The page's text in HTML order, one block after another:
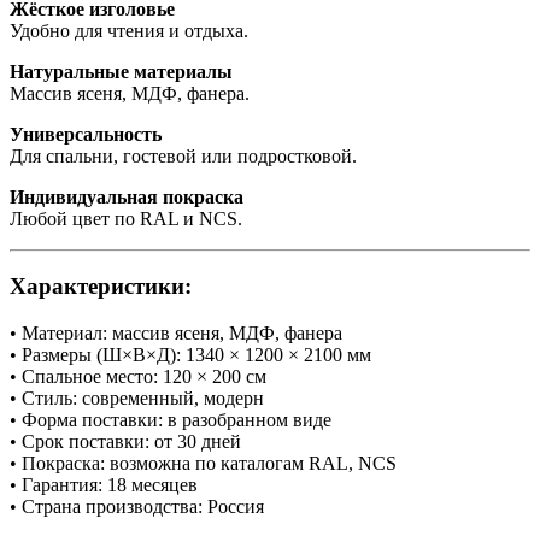
Жёсткое изголовье
Удобно для чтения и отдыха.
Натуральные материалы
Массив ясеня, МДФ, фанера.
Универсальность
Для спальни, гостевой или подростковой.
Индивидуальная покраска
Любой цвет по RAL и NCS.
Характеристики:
• Материал: массив ясеня, МДФ, фанера
• Размеры (Ш×В×Д): 1340 × 1200 × 2100 мм
• Спальное место: 120 × 200 см
• Стиль: современный, модерн
• Форма поставки: в разобранном виде
• Срок поставки: от 30 дней
• Покраска: возможна по каталогам RAL, NCS
• Гарантия: 18 месяцев
• Страна производства: Россия